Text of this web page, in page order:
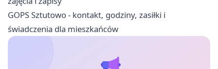
GOPS Sztutowo - kontakt, godziny, zasiłki i
świadczenia dla mieszkańców